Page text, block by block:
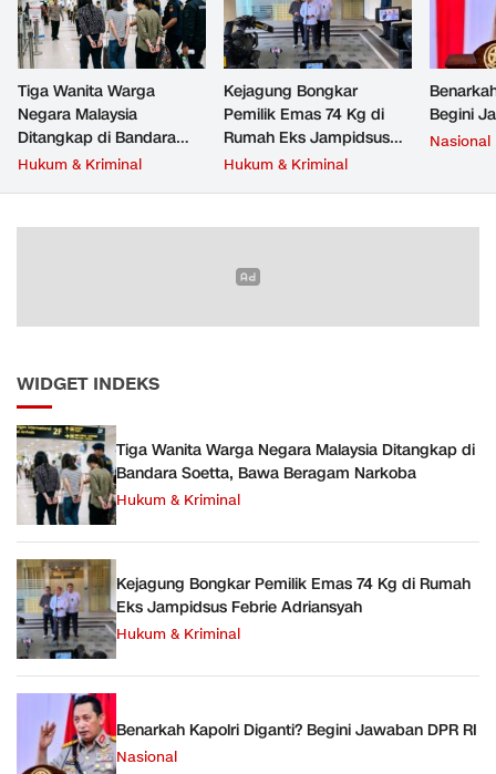
Tiga Wanita Warga
Negara Malaysia
Ditangkap di Bandara
Soetta, Bawa Beragam
Hukum & Kriminal
Kejagung Bongkar
Pemilik Emas 74 Kg di
Rumah Eks Jampidsus
Febrie Adriansyah
Hukum & Kriminal
Begini
Nasional
WIDGET INDEKS
Tiga Wanita Warga Negara Malaysia Ditangkap di
Bandara Soetta, Bawa Beragam Narkoba
Hukum & Kriminal
Kejagung Bongkar Pemilik Emas 74 Kg di Rumah
Eks Jampidsus Febrie Adriansyah
Hukum & Kriminal
Benarkah Kapolri Diganti? Begini Jawaban DPR RI
Nasional